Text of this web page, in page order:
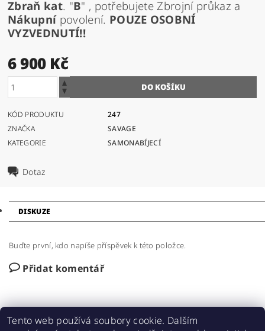
Zbraň kat. "B" , potřebujete Zbrojní průkaz a
Nákupnípovolení. POUZE OSOBNÍ
VYZVEDNUTÍ!!
6 900 Kč
KÓD PRODUKTU
247
ZNAČKA
SAVAGE
KATEGORIE
SAMONABÍJECÍ
Dotaz
DISKUZE
Buďte první, kdo napíše příspěvek k této položce.
Přidat komentář
Tento web používá soubory cookie. Dalším